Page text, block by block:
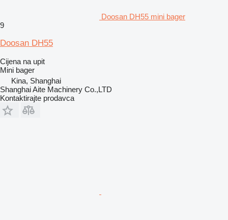
Doosan DH55 mini bager
9
Doosan DH55
Cijena na upit
Mini bager
Kina, Shanghai
Shanghai Aite Machinery Co.,LTD
Kontaktirajte prodavca